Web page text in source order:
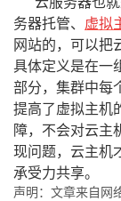
务器托管、 虚拟
网站的，可以把
具体定义是在一
部分，集群中每
提高了虚拟主机
障，不会对云主
现问题，云主机
承受力共享。
声明：文章来自网